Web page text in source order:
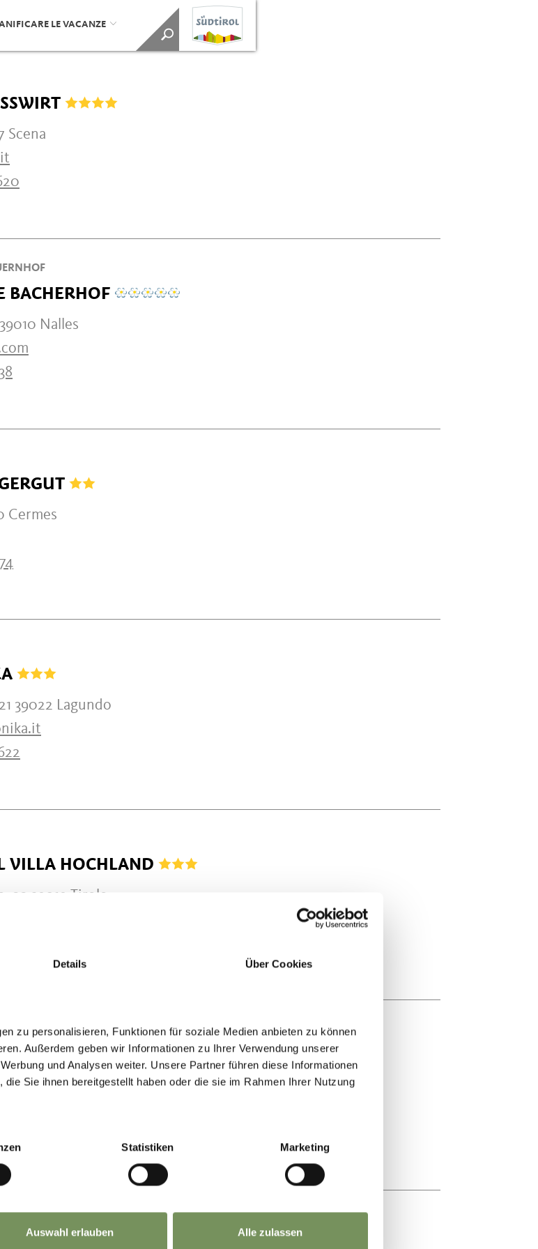
Details Über Cookies
zu personalisieren, Funktionen für soziale Medien anbieten zu können
Außerdem geben wir Informationen zu Ihrer Verwendung unserer
und Analysen weiter. Unsere Partner führen diese Informationen
Sie ihnen bereitgestellt haben oder die sie im Rahmen Ihrer Nutzung
Statistiken Marketing
Auswahl erlauben Alle zulassen
LE VACANZE
Scena
BACHERHOF
Nalles
Cermes
39022 Lagundo
VILLA HOCHLAND
22 39019 Tirolo
Parcines